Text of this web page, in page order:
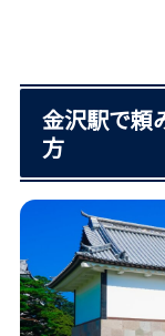
金沢駅で頼
方